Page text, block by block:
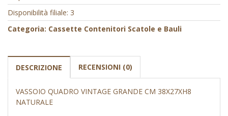
Disponibilità filiale: 3
Categoria: Cassette Contenitori Scatole e Bauli
DESCRIZIONE RECENSIONI (0)
VASSOIO QUADRO VINTAGE GRANDE CM 38X27XH8
NATURALE